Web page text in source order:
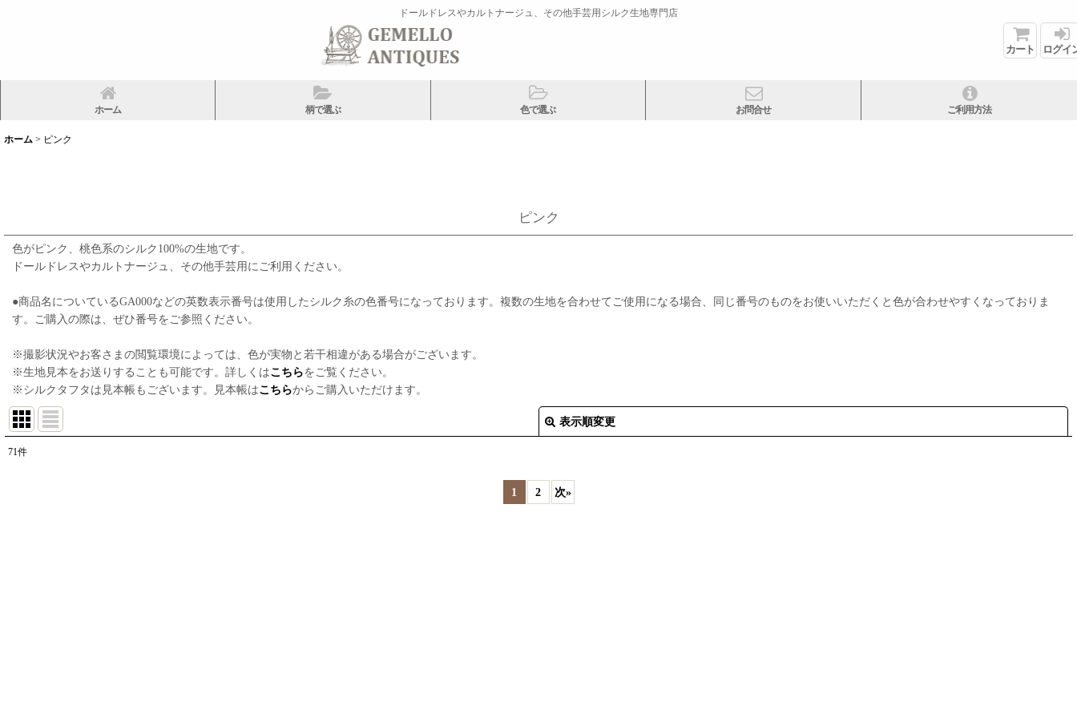
ドールドレスやカルトナージュ、その他手芸用シルク生地専門店
カート ログイ
ホーム 柄で選ぶ 色で選ぶ お問合せ ご利用方法
ホーム > ピンク
ピンク
色がピンク、桃色系のシルク100%の生地です。
ドールドレスやカルトナージュ、その他手芸用にご利用ください。
●商品名についているGA000などの英数表示番号は使用したシルク糸の色番号になっております。複数の生地を合わせてご使用になる場合、同じ番号のものをお使いいただくと色が合わせやすくなっておりま
す。ご購入の際は、ぜひ番号をご参照ください。
※撮影状況やお客さまの閲覧環境によっては、色が実物と若干相違がある場合がございます。
※生地見本をお送りすることも可能です。詳しくはこちらをご覧ください。
※シルクタフタは見本帳もございます。見本帳はこちらからご購入いただけます。
表示順変更
71件
1 2 次»